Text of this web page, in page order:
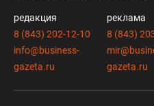
редакция
8 (843) 202-12-10
info@business-
gazeta.ru
реклама
8 (843)
gazeta.ru